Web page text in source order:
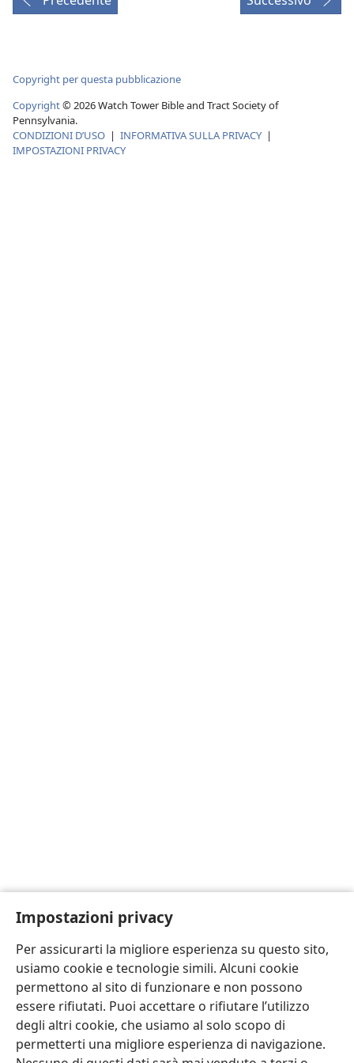
Impostazioni privacy
Per assicurarti la migliore esperienza su questo sito,
usiamo cookie e tecnologie simili. Alcuni cookie
permettono al sito di funzionare e non possono
essere rifiutati. Puoi accettare o rifiutare l’utilizzo
degli altri cookie, che usiamo al solo scopo di
permetterti una migliore esperienza di navigazione.
Copyright per questa pubblicazione
Copyright© 2026 Watch Tower Bible and Tract Society of
Pennsylvania.
CONDIZIONI D’USO | INFORMATIVA SULLA PRIVACY |
IMPOSTAZIONI PRIVACY